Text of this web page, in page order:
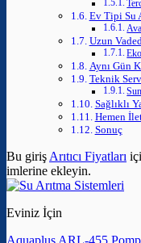
Ev Tipi Su
Uzun
Aynı Gün
Teknik
Sağlıklı
Hemen
Sonuç
Bu girişArıtıcı Fiyatları
imlerine ekleyin.
Eviniz İçin